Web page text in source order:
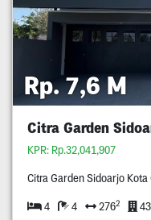
Rp. 7,6 M
Citra Garden
KPR: Rp.32,041,907
Citra Garden Sidoarjo
4 4 2762